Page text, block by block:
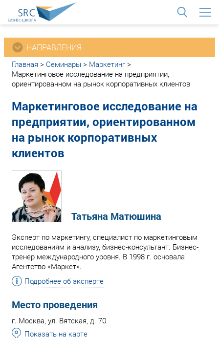
НАПРАВЛЕНИЯ
Главная > Семинары > Маркетинг >
Маркетинговое исследование на предприятии,
ориентированном на рынок корпоративных клиентов
Маркетинговое исследование на
предприятии, ориентированном
на рынок корпоративных
клиентов
Татьяна Матюшина
Эксперт по маркетингу, специалист по маркетинговым
исследованиям и анализу, бизнес-консультант. Бизнес-
тренер международного уровня. В 1998 г. основала
Агентство «Маркет».
Подробнее об эксперте
Место проведения
г. Москва, ул. Вятская, д. 70
Показать на карте